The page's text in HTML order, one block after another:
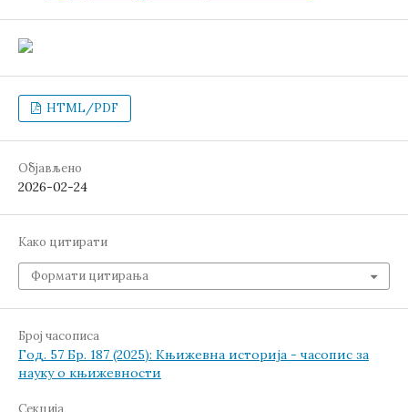
HTML/PDF
Објављено
2026-02-24
Како цитирати
Формати цитирања
Број часописа
Год. 57 Бр. 187 (2025): Књижевна историја - часопис за
науку о књижевности
Секција